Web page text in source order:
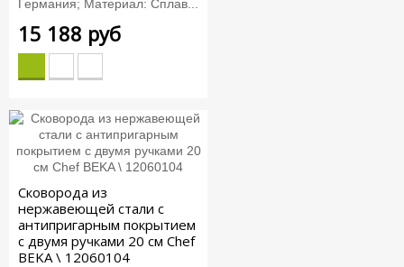
Германия; Материал: Сплав...
15 188 руб
Сковорода из
нержавеющей стали с
антипригарным покрытием
с двумя ручками 20 см Chef
BEKA \ 12060104